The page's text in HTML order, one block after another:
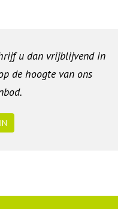
u dan vrijblijvend in
de hoogte van ons